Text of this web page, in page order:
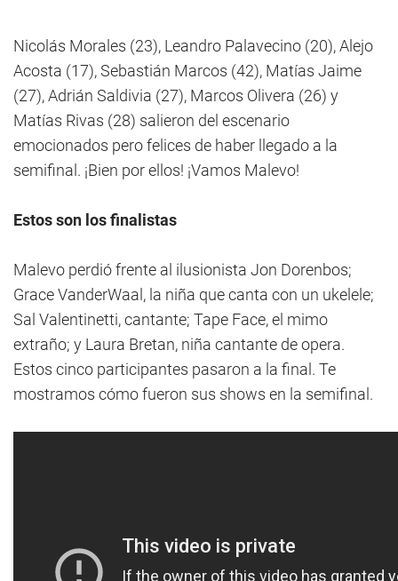
Nicolás Morales (23), Leandro Palavecino (20), Alejo
Acosta (17), Sebastián Marcos (42), Matías Jaime
(27), Adrián Saldivia (27), Marcos Olivera (26) y
Matías Rivas (28) salieron del escenario
emocionados pero felices de haber llegado a la
semifinal. ¡Bien por ellos! ¡Vamos Malevo!
Estos son los finalistas
Malevo perdió frente al ilusionista Jon Dorenbos;
Grace VanderWaal, la niña que canta con un ukelele;
Sal Valentinetti, cantante; Tape Face, el mimo
extraño; y Laura Bretan, niña cantante de opera.
Estos cinco participantes pasaron a la final. Te
mostramos cómo fueron sus shows en la semifinal.